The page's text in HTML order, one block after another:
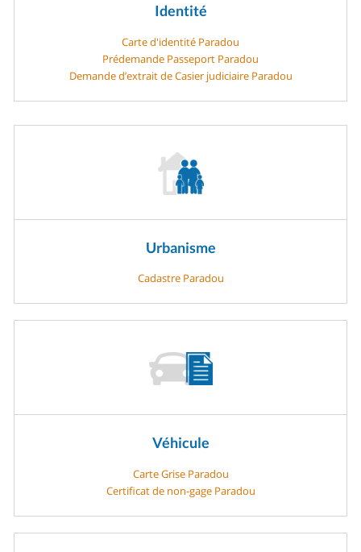
Identité
Carte d'identité Paradou
Prédemande Passeport Paradou
Demande d’extrait de Casier judiciaire Paradou
Urbanisme
Cadastre Paradou
Véhicule
Carte Grise Paradou
Certificat de non-gage Paradou